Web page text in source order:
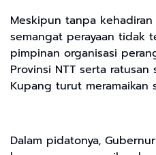
Meskipun tanpa kehadiran
semangat perayaan tidak
pimpinan organisasi
Provinsi NTT serta ratusan
Kupang turut meramaikan
Dalam pidatonya,